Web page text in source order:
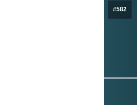
#582